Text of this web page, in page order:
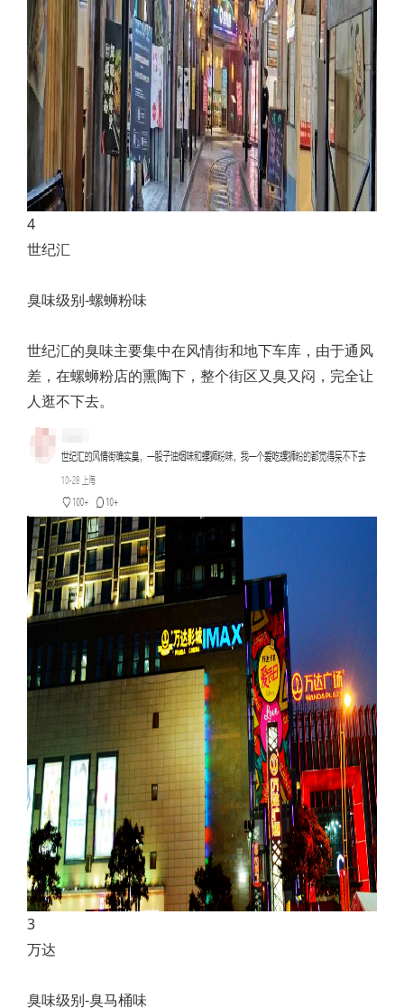
4
世纪汇
臭味级别-螺蛳粉味
世纪汇的臭味主要集中在风情街和地下车库，由于通风
差，在螺蛳粉店的熏陶下，整个街区又臭又闷，完全让
人逛不下去。
3
万达
臭味级别-臭马桶味